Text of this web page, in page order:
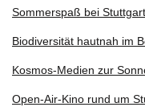
Sommerspaß bei
Biodiversität hautnah im
Kosmos-Medien zur
Open-Air-Kino rund um